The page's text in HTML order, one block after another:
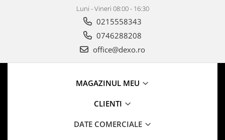
Luni - Vineri 08:00 - 16:30
0215558343
0746288208
office@dexo.ro
MAGAZINUL MEU
CLIENTI
DATE COMERCIALE